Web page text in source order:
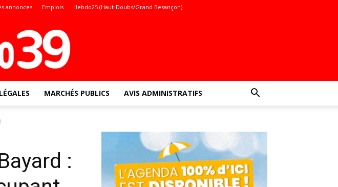
annonces Emplois Hebdo25 (Haut-Doubs/Grand Besançon)
MARCHÉS PUBLICS AVIS ADMINISTRATIFS
: